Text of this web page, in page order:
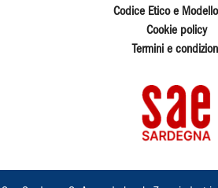
Codice Etico e
Cookie policy
Termini e